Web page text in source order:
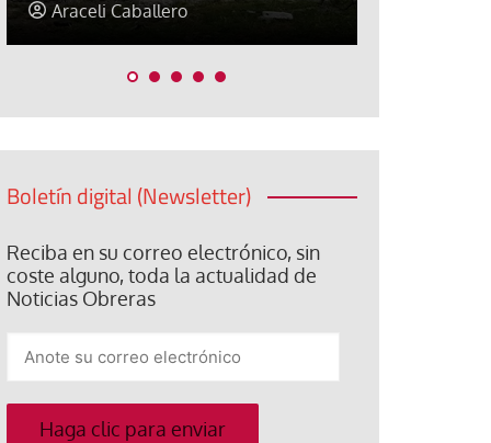
Jorge Hernández
Boletín digital (Newsletter)
Reciba en su correo electrónico, sin
coste alguno, toda la actualidad de
Noticias Obreras
su
correo
electrónico
Haga clic para enviar